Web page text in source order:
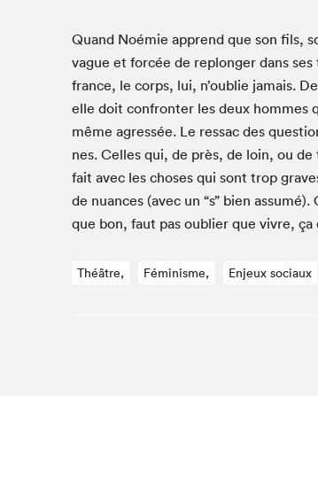
Espace Côte-des-Neiges
Espace jeunesse présenté par Desjardins
Espace Zines
La lecture en cadeau
Le grand jeu de lecture à voix haute du
de Montréal
Lettres québécoises au Salon
Louisiane enracinée et branchée
Mur des illustrateur·rice·s
Quand Noémie apprend que son fils,
vague et for­cée de rep­longer dans
france, le corps, lui, n’oublie jamais.
elle doit con­fron­ter les deux hommes
même agressée. Le ressac des
nes. Celles qui, de près, de loin, ou
fait avec les choses qui sont trop
de nuances (avec un “s” bien
que bon, faut pas oubli­er que vivre,
Théâtre, Féminisme, Enjeux sociaux